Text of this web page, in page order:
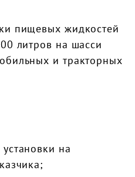
пищевых жидкостей
литров на шасси
и тракторных
на